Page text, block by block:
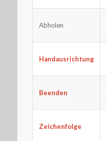
Abholen
Handausrichtung
Beenden
Zeichenfolge